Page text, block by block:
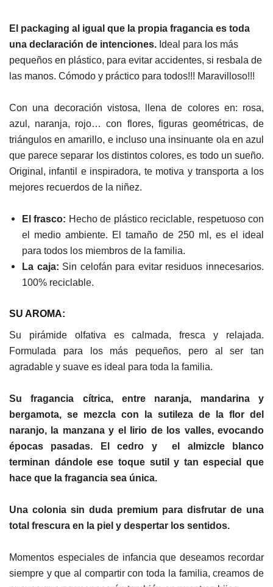
El packaging al igual que la propia fragancia es toda
una declaración de intenciones. Ideal para los más
pequeños en plástico, para evitar accidentes, si resbala de
las manos. Cómodo y práctico para todos!!! Maravilloso!!!
Con una decoración vistosa, llena de colores en: rosa,
azul, naranja, rojo… con flores, figuras geométricas, de
triángulos en amarillo, e incluso una insinuante ola en azul
que parece separar los distintos colores, es todo un sueño.
Original, infantil e inspiradora, te motiva y transporta a los
mejores recuerdos de la niñez.
El frasco: Hecho de plástico reciclable, respetuoso con
el medio ambiente. El tamaño de 250 ml, es el ideal
para todos los miembros de la familia.
La caja: Sin celofán para evitar residuos innecesarios.
100% reciclable.
SU AROMA:
Su pirámide olfativa es calmada, fresca y relajada.
Formulada para los más pequeños, pero al ser tan
agradable y suave es ideal para toda la familia.
Su fragancia cítrica, entre naranja, mandarina y
bergamota, se mezcla con la sutileza de la flor del
naranjo, la manzana y el lirio de los valles, evocando
épocas pasadas. El cedro y el almizcle blanco
terminan dándole ese toque sutil y tan especial que
hace que la fragancia sea única.
Una colonia sin duda premium para disfrutar de una
total frescura en la piel y despertar los sentidos.
Momentos especiales de infancia que deseamos recordar
siempre y que al compartir con toda la familia, creamos de